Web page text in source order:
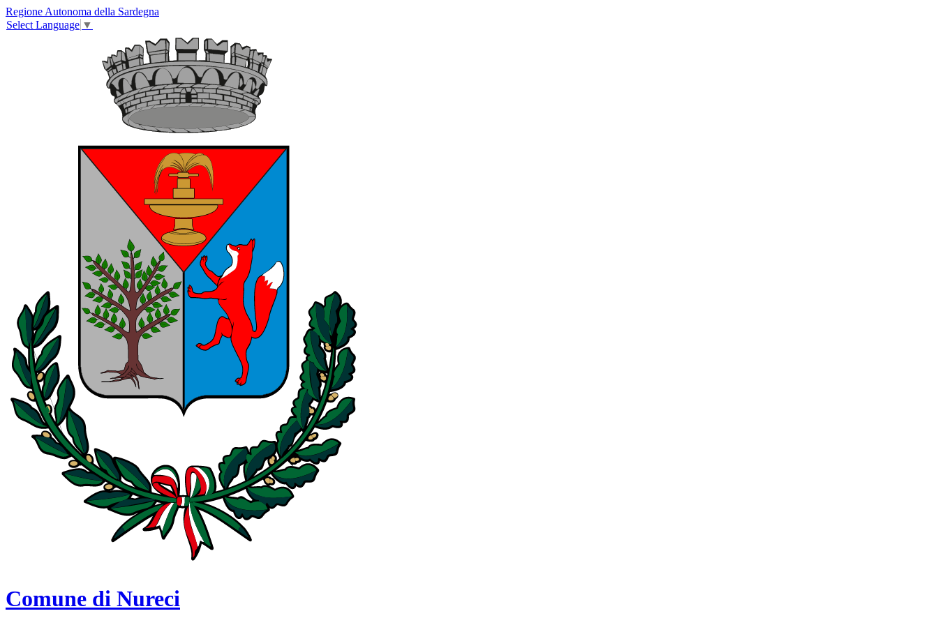
Regione Autonoma della Sardegna
Select Language ▼
Comune di Nureci